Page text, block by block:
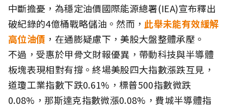
中斷擔憂，為穩定油價國際能源總署(IEA)宣布釋出
破紀錄的4億桶戰略儲油。然而， 此舉未能有效緩解
高位油價 ，在通膨疑慮下，美股大盤整體承壓。
不過，受惠於甲骨文財報優異，帶動科技與半導體
板塊表現相對有撐。終場美股四大指數漲跌互見，
道瓊工業指數下跌0.61%，標普500指數微跌
0.08%，那斯達克指數微漲0.08%，費城半導體指